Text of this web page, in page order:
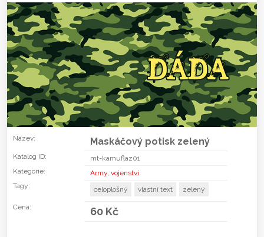
Název: Maskáčový potisk zelený
Katalog ID:
mt-kamuflaz01
Kategorie:
Army, vojenství
Tagy:
celoplošný vlastní text zelený
Cena: 60 Kč